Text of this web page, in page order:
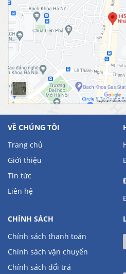
VỀ CHÚNG TÔI
Trang chủ
Giới thiệu
Tin tức
Liên hệ
CHÍNH SÁCH
Chính sách thanh toán
Chính sách vận chuyển
Chính sách đổi trả